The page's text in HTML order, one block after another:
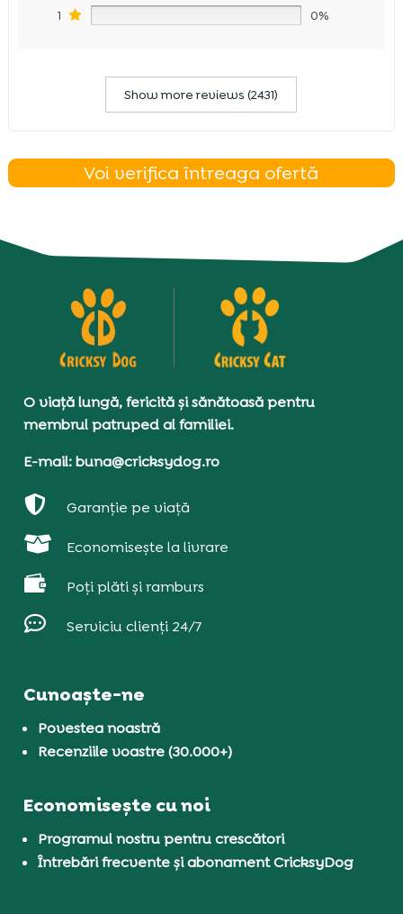
1 0%
Show more reviews (2431)
Voi verifica întreaga ofertă
O viață lungă, fericită și sănătoasă pentru
membrul patruped al familiei.
E-mail: buna@cricksydog.ro
 Garanție pe viață
 Economisește la livrare
 Poți plăti și ramburs
 Serviciu clienți 24/7
Cunoaște-ne
Povestea noastră
Recenziile voastre (30.000+)
Economisește cu noi
Programul nostru pentru crescători
Întrebări frecvente și abonament CricksyDog